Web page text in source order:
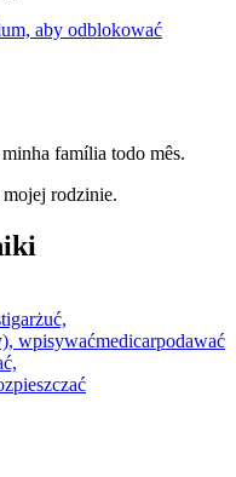
aby odblokować
família todo mês.
rodzinie.
żuć,
wpisywaćmedicarpodawać